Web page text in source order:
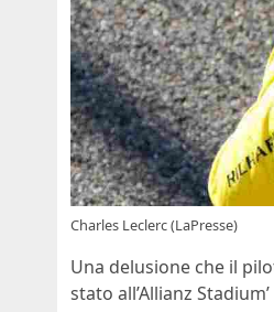
Charles Leclerc (LaPresse)
Una delusione che il
stato all’Allianz